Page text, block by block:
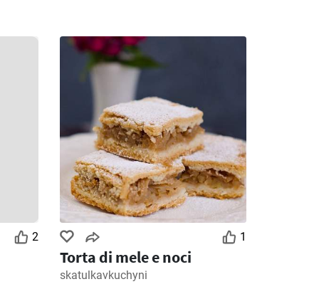
2 1
Torta di mele e noci
skatulkavkuchyni